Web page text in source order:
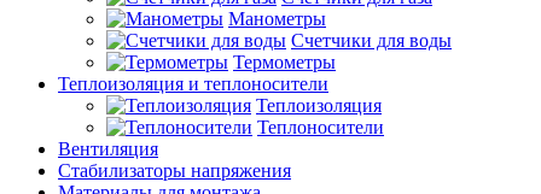
Манометры
Счетчики для воды
Термометры
Теплоизоляция и теплоносители
Теплоизоляция
Теплоносители
Вентиляция
Стабилизаторы напряжения